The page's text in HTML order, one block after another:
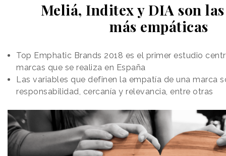
Meliá, Inditex y DIA son
más empáticas
Top Emphatic Brands 2018 es el primer estudio
marcas que se realiza en España
Las variables que definen la empatía de una marca
responsabilidad, cercanía y relevancia, entre otras